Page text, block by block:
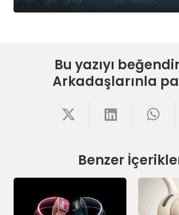
Bu yazıyı
Arkadaşlarınla
Benzer